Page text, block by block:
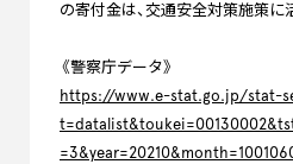
の寄付金は、交通安全対策施策に
《警察庁データ》
https://www.e-stat.go.jp/stat-